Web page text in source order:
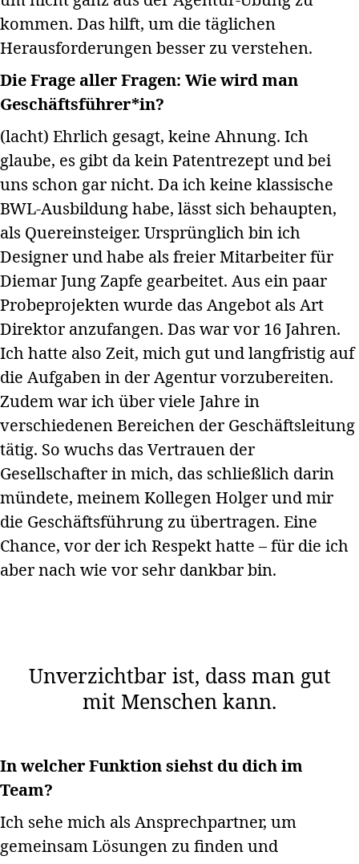
kommen. Das hilft, um die täglichen
Herausforderungen besser zu verstehen.
Die Frage aller Fragen: Wie wird man
Geschäftsführer*in?
(lacht) Ehrlich gesagt, keine Ahnung. Ich
glaube, es gibt da kein Patentrezept und bei
uns schon gar nicht. Da ich keine klassische
BWL-Ausbildung habe, lässt sich behaupten,
als Quereinsteiger. Ursprünglich bin ich
Designer und habe als freier Mitarbeiter für
Diemar Jung Zapfe gearbeitet. Aus ein paar
Probeprojekten wurde das Angebot als Art
Direktor anzufangen. Das war vor 16 Jahren.
Ich hatte also Zeit, mich gut und langfristig auf
die Aufgaben in der Agentur vorzubereiten.
Zudem war ich über viele Jahre in
verschiedenen Bereichen der Geschäftsleitung
tätig. So wuchs das Vertrauen der
Gesellschafter in mich, das schließlich darin
mündete, meinem Kollegen Holger und mir
die Geschäftsführung zu übertragen. Eine
Chance, vor der ich Respekt hatte – für die ich
aber nach wie vor sehr dankbar bin.
Unverzichtbar ist, dass man gut
mit Menschen kann.
In welcher Funktion siehst du dich im
Team?
Ich sehe mich als Ansprechpartner, um
gemeinsam Lösungen zu finden und